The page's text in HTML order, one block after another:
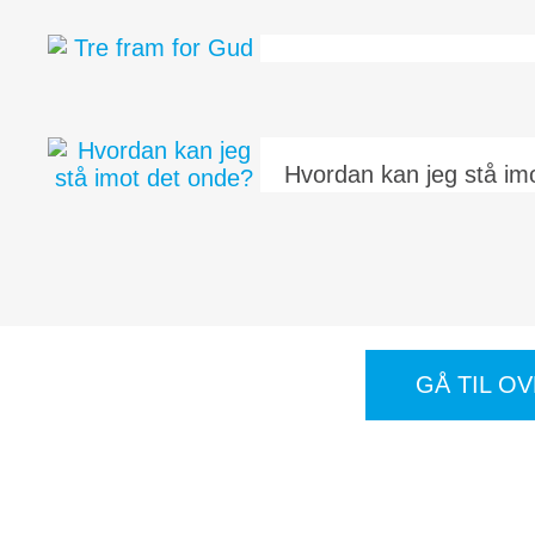
Hvordan kan jeg stå
GÅ TIL